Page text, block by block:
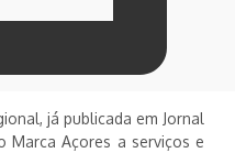
já publicada em Jornal
Marca Açores a serviços e